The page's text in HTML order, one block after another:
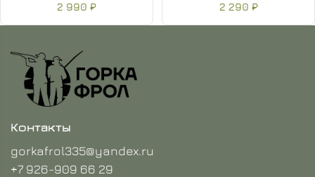
2 990 ₽ 2 290 ₽
Контакты
gorkafrol335@yandex.ru
+7 926-909 66 29